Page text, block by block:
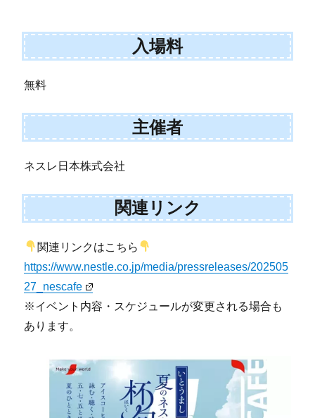
入場料
無料
主催者
ネスレ日本株式会社
関連リンク
関連リンクはこちら
https://www.nestle.co.jp/media/pressreleases/202505
27_nescafe
※イベント内容・スケジュールが変更される場合も
あります。